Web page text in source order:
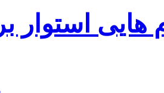
استوار